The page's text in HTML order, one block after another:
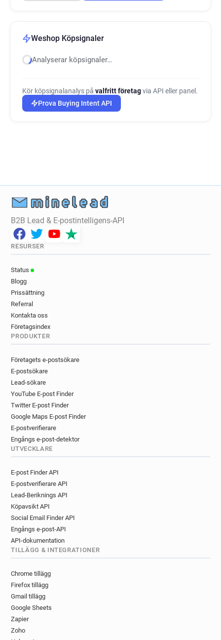
Weshop Köpsignaler
Analyserar köpsignaler…
Kör köpsignalanalys på valfritt företagvia API eller panel.
Prova Buying Intent API
B2B Lead & E-postintelligens-API
RESURSER
Status
Blogg
Prissättning
Referral
Kontakta oss
Företagsindex
PRODUKTER
Företagets e-postsökare
E-postsökare
Lead-sökare
YouTube E-post Finder
Twitter E-post Finder
Google Maps E-post Finder
E-postverifierare
Engångs e-post-detektor
UTVECKLARE
E-post Finder API
E-postverifierare API
Lead-Beriknings API
Köpavsikt API
Social Email Finder API
Engångs e-post-API
API-dokumentation
TILLÄGG & INTEGRATIONER
Chrome tillägg
Firefox tillägg
Gmail tillägg
Google Sheets
Zapier
Zoho